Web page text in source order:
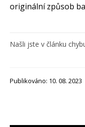
originální způsob
Našli jste v článku
Publikováno: 10. 08. 2023